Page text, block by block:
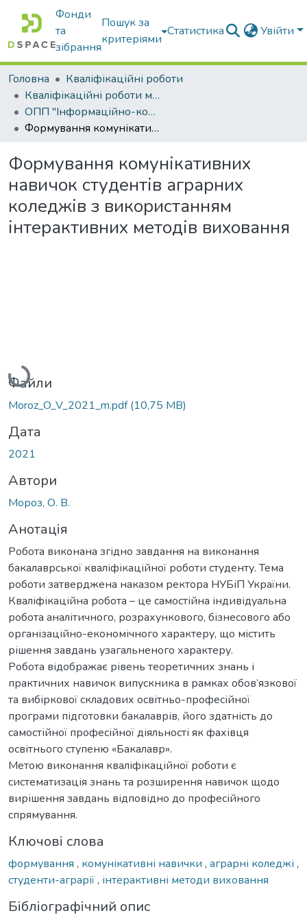
Фонди
та
зібрання
Пошук за
критеріями
Статистика Увійти
Головна
Кваліфікаційні роботи
Кваліфікаційні роботи магістрів
ОПП "Інформаційно-комунікаційні технології в освіті"
Формування комунікативних навичок студентів аграрних коледжів з використанням інтерактивних методів виховання
Формування комунікативних
навичок студентів аграрних
коледжів з використанням
інтерактивних методів виховання
Вантажиться...
Файли
Moroz_O_V_2021_m.pdf(10,75 MB)
Дата
2021
Автори
Мороз, О. В.
Анотація
Робота виконана згідно завдання на виконання
бакалаврської кваліфікаційної роботи студенту. Тема
роботи затверджена наказом ректора НУБіП України.
Кваліфікаційна робота – це самостійна індивідуальна
робота аналітичного, розрахункового, бізнесового або
організаційно-економічного характеру, що містить
рішення завдань узагальненого характеру.
Робота відображає рівень теоретичних знань і
практичних навичок випускника в рамках обов’язкової
та вибіркової складових освітньо-професійної
програми підготовки бакалаврів, його здатність до
самостійної професійної діяльності як фахівця
освітнього ступеню «Бакалавр».
Метою виконання кваліфікаційної роботи є
систематизація знань та розширення навичок щодо
вирішення завдань відповідно до професійного
спрямування.
Ключові слова
формування , комунікативні навички , аграрні коледжі ,
студенти-аграрії, інтерактивні методи виховання
Бібліографічний опис